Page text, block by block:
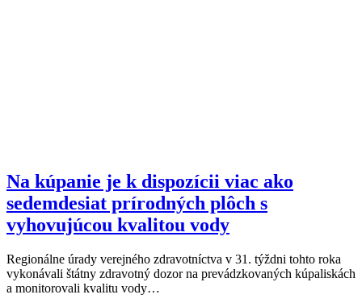
Na kúpanie je k dispozícii viac ako
sedemdesiat prírodných plôch s
vyhovujúcou kvalitou vody
Regionálne úrady verejného zdravotníctva v 31. týždni tohto roka
vykonávali štátny zdravotný dozor na prevádzkovaných kúpaliskách
a monitorovali kvalitu vody…